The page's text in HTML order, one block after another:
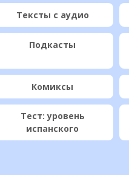
Тексты с аудио
Подкасты
Комиксы
Тест: уровень
испанского